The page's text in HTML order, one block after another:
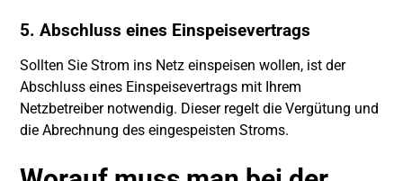
5. Abschluss eines Einspeisevertrags
Sollten Sie Strom ins Netz einspeisen wollen, ist der
Abschluss eines Einspeisevertrags mit Ihrem
Netzbetreiber notwendig. Dieser regelt die Vergütung und
die Abrechnung des eingespeisten Stroms.